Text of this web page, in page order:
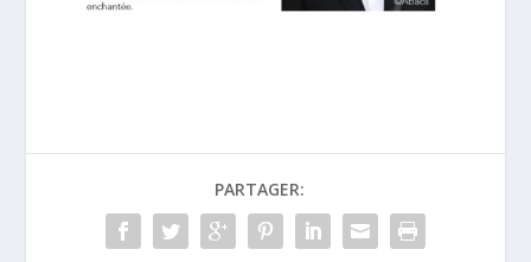
PARTAGER: